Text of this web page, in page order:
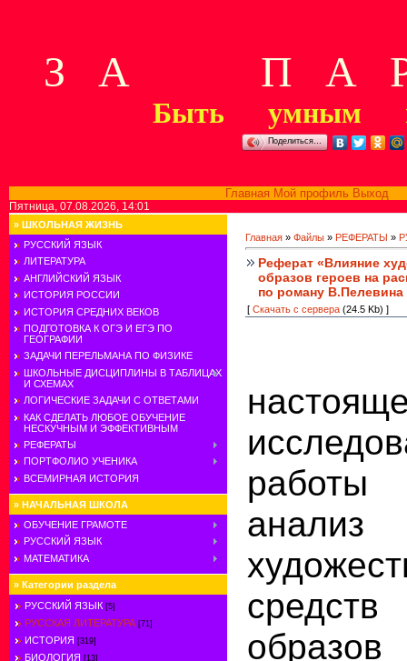
З А П А Р
Быть умным
Поделиться…
Главная Мой профиль Выход
Пятница, 07.08.2026, 14:01
» ШКОЛЬНАЯ ЖИЗНЬ
РУССКИЙ ЯЗЫК
ЛИТЕРАТУРА
АНГЛИЙСКИЙ ЯЗЫК
ИСТОРИЯ РОССИИ
ИСТОРИЯ СРЕДНИХ ВЕКОВ
ПОДГОТОВКА К ОГЭ И ЕГЭ ПО
ГЕОГРАФИИ
ЗАДАЧИ ПЕРЕЛЬМАНА ПО ФИЗИКЕ
ШКОЛЬНЫЕ ДИСЦИПЛИНЫ В ТАБЛИЦАХ
И СХЕМАХ
ЛОГИЧЕСКИЕ ЗАДАЧИ С ОТВЕТАМИ
КАК СДЕЛАТЬ ЛЮБОЕ ОБУЧЕНИЕ
НЕСКУЧНЫМ И ЭФФЕКТИВНЫМ
РЕФЕРАТЫ
ПОРТФОЛИО УЧЕНИКА
ВСЕМИРНАЯ ИСТОРИЯ
» НАЧАЛЬНАЯ ШКОЛА
ОБУЧЕНИЕ ГРАМОТЕ
РУССКИЙ ЯЗЫК
МАТЕМАТИКА
» Категории раздела
РУССКИЙ ЯЗЫК [5]
РУССКАЯ ЛИТЕРАТУРА [71]
ИСТОРИЯ [319]
БИОЛОГИЯ [13]
Главная » Файлы » РЕФЕРАТЫ »
Реферат «Влияние
образов героев на
по роману
[ Скачать с сервера (24.5 Kb) ]